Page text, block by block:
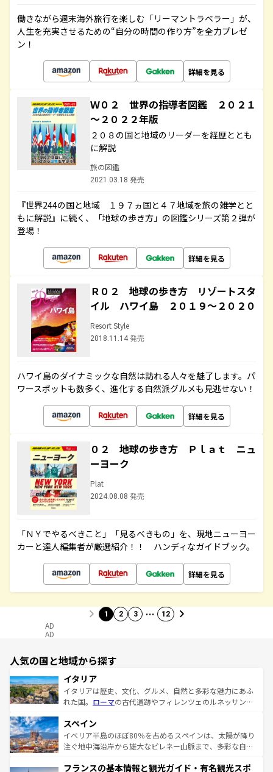
働きながら週末海外旅行を楽しむ「リーマントラベラー」が、
人生を充実させるための“自分の時間の作り方”を全力プレゼ
ン！
詳細を見る
Ｗ０２ 世界の指導者図鑑 ２０２１
～２０２２年版
２０８の国と地域のリーダーを経歴ととも
に解説
旅の図鑑
2021.03.18 発売
『世界244の国と地域 １９７ヵ国と４７地域を旅の雑学とと
もに解説』に続く、「地球の歩き方」の図鑑シリーズ第２弾が
登場！
詳細を見る
Ｒ０２ 地球の歩き方 リゾートスタ
イル ハワイ島 ２０１９～２０２０
Resort Style
2018.11.14 発売
ハワイ島のダイナミックな自然は訪れる人々を魅了します。パ
ワースポットも数多く、進化する自然派グルメも見逃せない！
詳細を見る
０２ 地球の歩き方 Ｐｌａｔ ニュ
ーヨーク
Plat
2024.08.08 発売
「ＮＹでやるべきこと」「見るべきもの」を、現地ニューヨー
カーと達人編集者が厳選紹介！！ ハンディなガイドブック。
詳細を見る
1 2 3 … 12
AD
AD
人気の国と地域から探す
イタリア
イタリアは歴史、文化、グルメ、自然と多彩な魅力にあふ
れた国。 ローマの古代遺跡やフィレンツェのルネッサンス
ろん、トスカーナの美しい田園風景やアマルフィ海岸の絶
景など、自然景観も見逃せない。観光の合間には、本場の
ピザやパスタなど、絶品のイタリア料理を堪能することも
ませてくれるイタリアで、忘れられない旅をしてみよう！
スペイン
イベリア半島のほぼ80％を占めるスペインは、太陽が降り
注ぐ地中海沿岸から雄大なピレネー山脈まで、多彩な自然
文化が根付くこの国では、情熱的なフラメンコ、熱気あふ
フランスの基本情報と観光ガイド・有名観光スポ